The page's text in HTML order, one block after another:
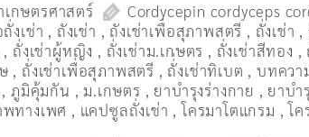
เกษตรศาสตร์ Cordycepin cordyceps
งเช่า , ถังเช่า , ถังเช่าเพื่อสุภาพสตรี , ถั่งเช่า ,
, ถั่งเช่าผู้หญิง , ถั่งเช่าม.เกษตร , ถั่งเช่าสีทอง ,
, ถั่งเช่าเพื่อสุภาพสตรี , ถั่่งเช่าทิเบต ,บทควา
,ภูมิคุ้มกัน ,ม.เกษตร , ยาบำรุงร่างกาย , ยาบำ
ทางเพศ , แคปซูลถั่งเช่า ,โครมาโตแกรม ,โ